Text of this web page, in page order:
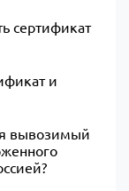
сертификат
и
вывозимый